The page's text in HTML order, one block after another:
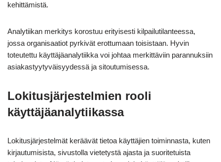
kehittämistä.
Analytiikan merkitys korostuu erityisesti kilpailutilanteessa,
jossa organisaatiot pyrkivät erottumaan toisistaan. Hyvin
toteutettu käyttäjäanalytiikka voi johtaa merkittäviin parannuksiin
asiakastyytyväisyydessä ja sitoutumisessa.
Lokitusjärjestelmien rooli
käyttäjäanalytiikassa
Lokitusjärjestelmät keräävät tietoa käyttäjien toiminnasta, kuten
kirjautumisista, sivustolla vietetystä ajasta ja suoritetuista